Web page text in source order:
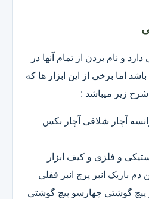
دارد و نام بردن از تمام آنها در
اما برخی از این ابزار ها که
شرح زیر میباشد :
آچار شلاقی آچار بکس
و فلزی و کیف ابزار
باریک انبر پرچ انبر قفلی
پیچ گوشتی چهارسو پیچ گوشتی